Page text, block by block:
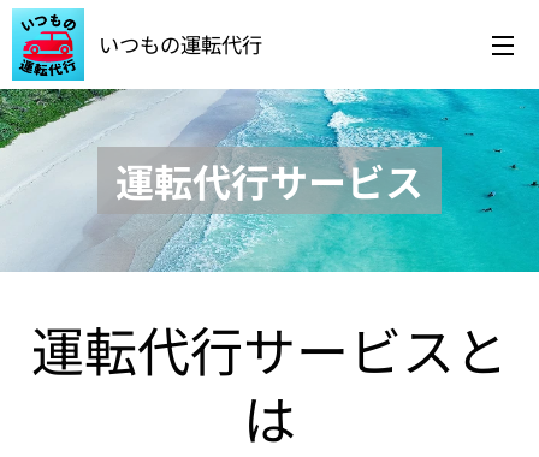
いつもの運転代行
運転代行サービス
運転代行サービスと
は